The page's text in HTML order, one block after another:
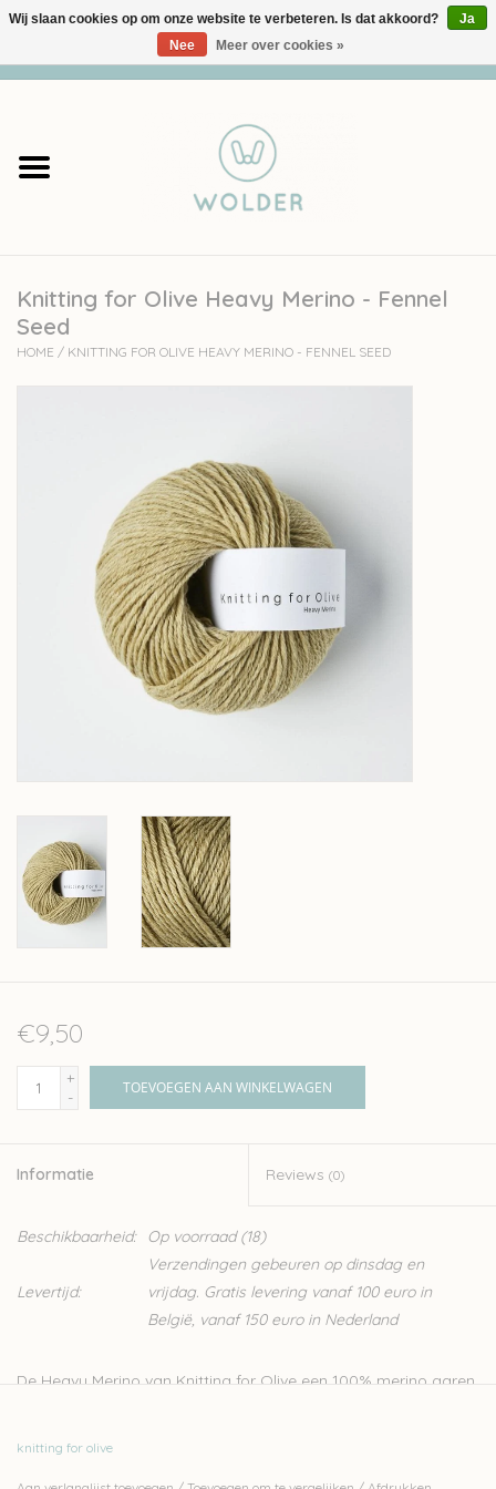
Garens
Accessoires
workshops
Over wolder
Knitting for Olive Heavy Merino - Fennel
Seed
HOME / KNITTING FOR OLIVE HEAVY MERINO - FENNEL SEED
€9,50
+
-
TOEVOEGEN AAN WINKELWAGEN
Informatie Reviews (0)
Beschikbaarheid: Op voorraad(18)
Levertijd:
Verzendingen gebeuren op dinsdag en
vrijdag. Gratis levering vanaf 100 euro in
België, vanaf 150 euro in Nederland
De Heavy Merino van Knitting for Olive een 100% merino garen.
knitting for olive
Wij slaan cookies op om onze website te verbeteren. Is dat akkoord?
Ja
Nee
Meer over cookies »